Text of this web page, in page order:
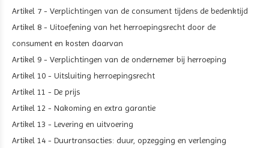
Artikel 7 - Verplichtingen van de consument tijdens de bedenktijd
Artikel 8 - Uitoefening van het herroepingsrecht door de
consument en kosten daarvan
Artikel 9 - Verplichtingen van de ondernemer bij herroeping
Artikel 10 - Uitsluiting herroepingsrecht
Artikel 11 - De prijs
Artikel 12 - Nakoming en extra garantie
Artikel 13 - Levering en uitvoering
Artikel 14 - Duurtransacties: duur, opzegging en verlenging